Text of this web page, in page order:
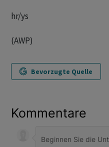
hr/ys
(AWP)
Bevorzugte Quelle
Kommentare